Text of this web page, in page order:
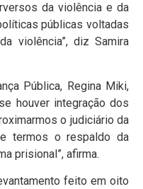
da violência e da
públicas voltadas
violência”, diz Samira
Pública, Regina Miki,
houver integração dos
o judiciário da
termos o respaldo da
prisional”, afirma.
feito em oito